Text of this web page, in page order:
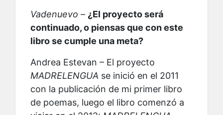
Vadenuevo – ¿El proyecto será
continuado, o piensas que con este
libro se cumple una meta?
Andrea Estevan – El proyecto
MADRELENGUA se inició en el 2011
con la publicación de mi primer libro
de poemas, luego el libro comenzó a